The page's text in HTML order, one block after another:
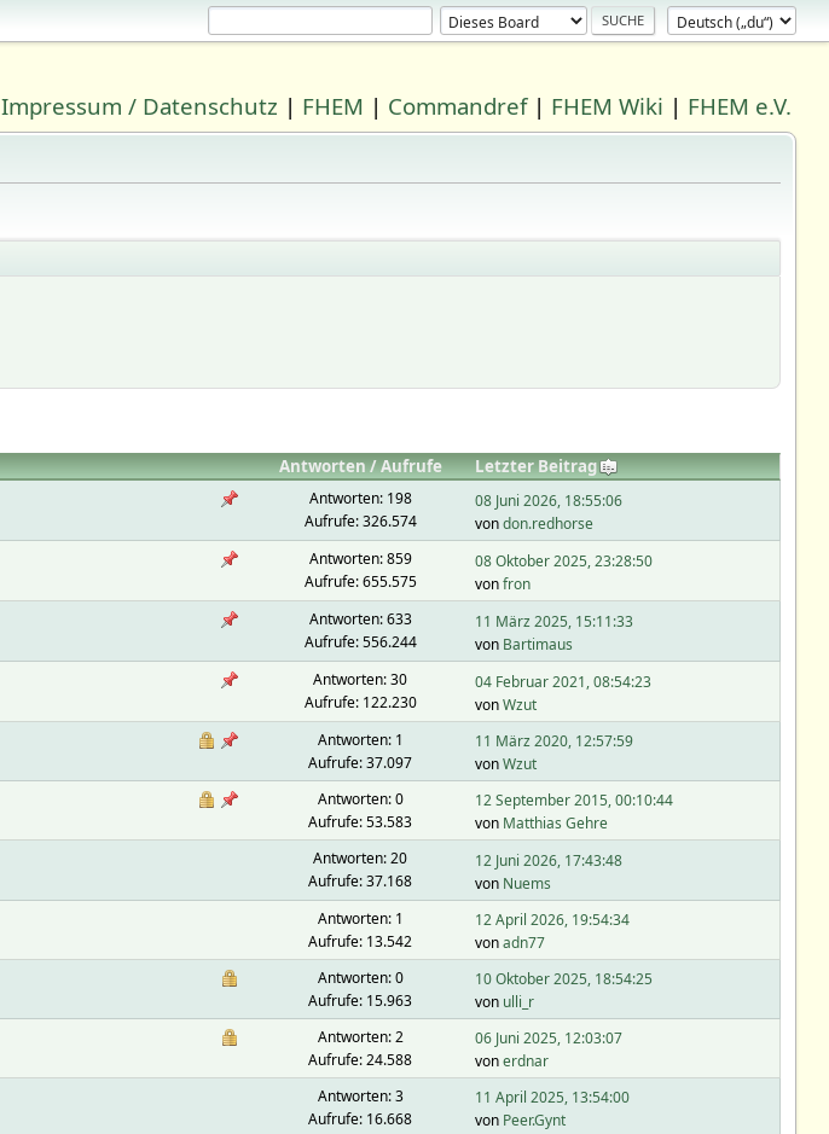
Impressum / Datenschutz | FHEM | Commandref| FHEM Wiki | FHEM e.V.
Antworten/Aufrufe
Letzter Beitrag
Antworten: 198
Aufrufe: 326.574
08 Juni 2026, 18:55:06
vondon.redhorse
Antworten: 859
Aufrufe: 655.575
08 Oktober 2025, 23:28:50
vonfron
Antworten: 633
Aufrufe: 556.244
11 März 2025, 15:11:33
von Bartimaus
Antworten: 30
Aufrufe: 122.230
04 Februar 2021, 08:54:23
vonWzut
Antworten: 1
Aufrufe: 37.097
11 März 2020, 12:57:59
vonWzut
Antworten: 0
Aufrufe: 53.583
12 September 2015, 00:10:44
von Matthias Gehre
Antworten: 20
Aufrufe: 37.168
12 Juni 2026, 17:43:48
von Nuems
Antworten: 1
Aufrufe: 13.542
12 April 2026, 19:54:34
vonadn77
Antworten: 0
Aufrufe: 15.963
10 Oktober 2025, 18:54:25
von ulli_r
Antworten: 2
Aufrufe: 24.588
06 Juni 2025, 12:03:07
vonerdnar
Antworten: 3
Aufrufe: 16.668
11 April 2025, 13:54:00
von Peer.Gynt